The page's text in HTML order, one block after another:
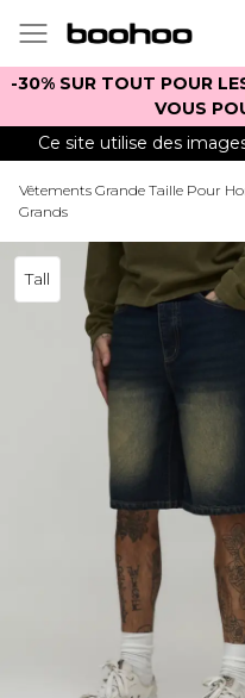
-30% SUR TOUT POUR
VOUS
Ce site utilise des
Vêtements Grande Taille Pour
Grands
Tall